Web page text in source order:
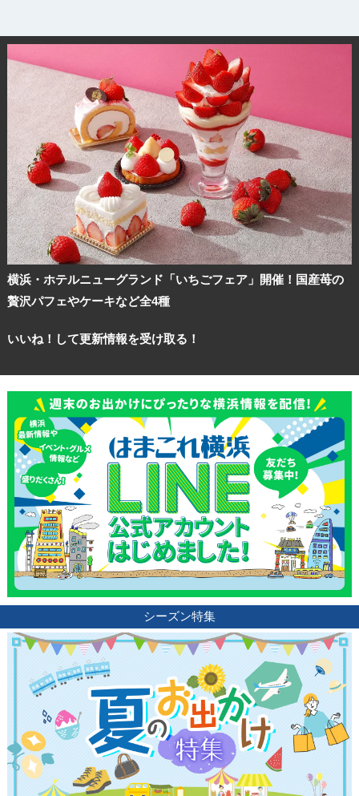
横浜・ホテルニューグランド「いちごフェア」開催！国産苺の
贅沢パフェやケーキなど全4種
いいね！して更新情報を受け取る！
シーズン特集